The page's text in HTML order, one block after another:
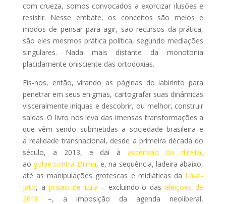
com crueza, somos convocados a exorcizar ilusões e
resistir. Nesse embate, os conceitos são meios e
modos de pensar para agir, são recursos da prática,
são eles mesmos prática política, segundo mediações
singulares. Nada mais distante da monotonia
placidamente onisciente das ortodoxias.
Eis-nos, então, virando as páginas do labirinto para
penetrar em seus enigmas, cartografar suas dinâmicas
visceralmente iníquas e descobrir, ou melhor, construir
saídas. O livro nos leva das imensas transformações a
que vêm sendo submetidas a sociedade brasileira e
a realidade transnacional, desde a primeira década do
século, a 2013, e daí àascensão da direita,
ao golpe contra Dilma, e, na sequência, ladeira abaixo,
até as manipulações grotescas e midiáticas da Lava-
Jato, a prisão de Lula – excluindo-o daseleições de
2018 –, a imposição da agenda neoliberal,